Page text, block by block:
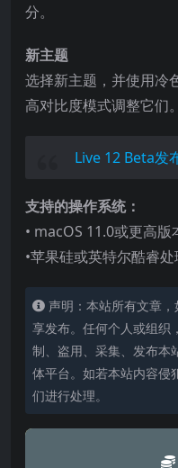
分。
新主题
选择新主题，并使用冷
高对比度模式调整它们。
Live 12 Beta发
支持的操作系统：
• macOS 11.0或更高版
•苹果硅或英特尔酷睿处
声明：本站所有文章
享发布。任何个人或组织
制、盗用、采集、发布本
体平台。如若本站内容侵
们进行处理。